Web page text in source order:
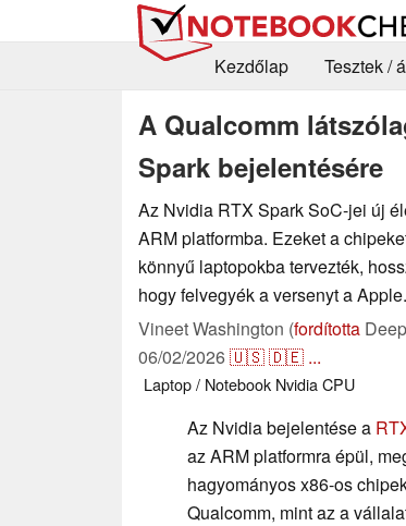
Kezdőlap
Tesztek /
A Qualcomm
Spark bejelentésére
Az Nvidia RTX Spark SoC-jei új
ARM platformba. Ezeket a
könnyű laptopokba tervezték,
hogy felvegyék a versenyt a Apple.
Vineet Washington (fordította
06/02/2026🇺🇸🇩🇪 ...
Laptop / Notebook NvidiaCPU
Az Nvidia bejelentése a
az ARM platformra épül,
hagyományos x86-os
Qualcomm, mint az a